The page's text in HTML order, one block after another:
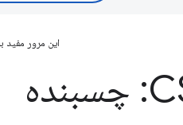
این مرور مفید